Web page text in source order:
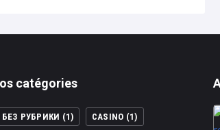
catégories
БЕЗ РУБРИКИ (1) CASINO (1)